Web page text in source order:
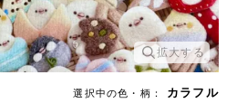
拡大する
選択中の色・柄： カラフル